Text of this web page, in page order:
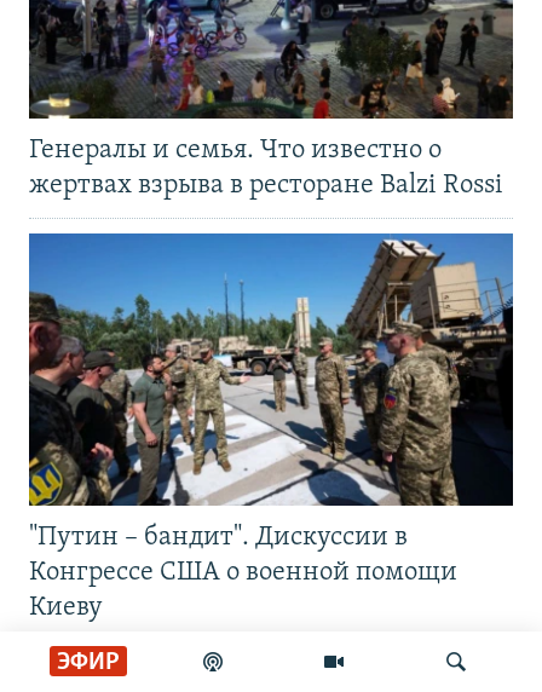
ЭФИР
Генералы и семья. Что известно о
жертвах взрыва в ресторане Balzi Rossi
"Путин – бандит". Дискуссии в
Конгрессе США о военной помощи
Киеву